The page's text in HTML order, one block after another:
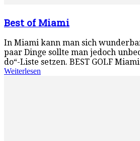
Best of Miami
In Miami kann man sich
paar Dinge sollte man jedoch
do“-Liste setzen. BEST GOLF
Weiterlesen